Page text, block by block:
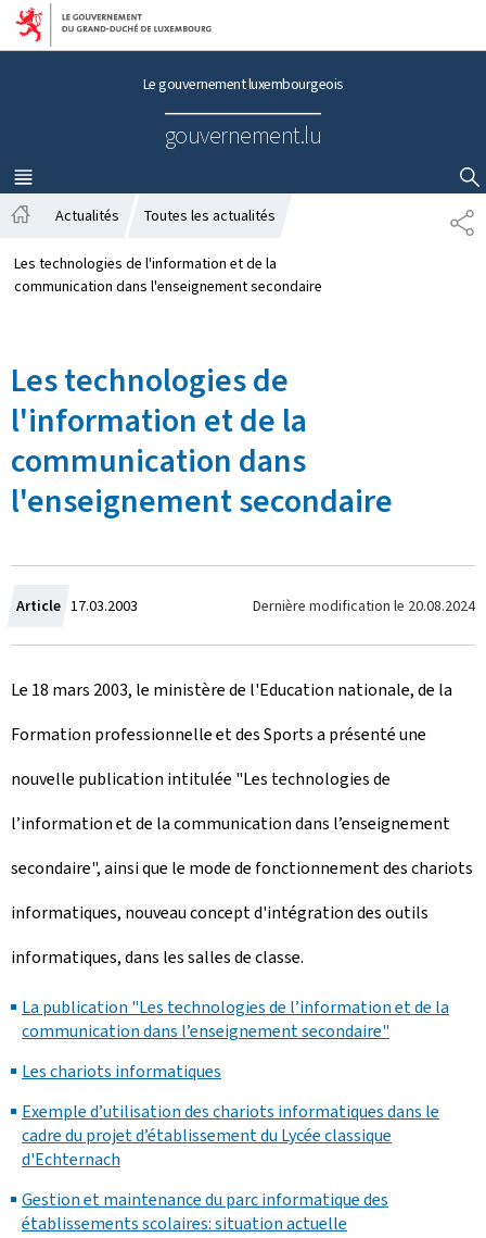
Aller au menu principal
Aller au contenu
Le gouvernement luxembourgeois
gouvernement.lu
MENU
PRINCIPAL
AFFICHER / MASQUER LA RECHERCHE
P
A
c
c
l
Actualités Toutes les actualités
Les technologies de l'information et de la
communication dans l'enseignement secondaire
Les technologies de
l'information et de la
communication dans
l'enseignement secondaire
Article C
r
é
e
l
e
17.03.2003 Dernière modification le 20.08.2024
Le 18 mars 2003, le ministère de l'Education nationale, de la
Formation professionnelle et des Sports a présenté une
nouvelle publication intitulée "Les technologies de
l’information et de la communication dans l’enseignement
secondaire", ainsi que le mode de fonctionnement des chariots
informatiques, nouveau concept d'intégration des outils
informatiques, dans les salles de classe.
La publication "Les technologies de l’information et de la
communication dans l’enseignement secondaire"
Les chariots informatiques
Exemple d’utilisation des chariots informatiques dans le
cadre du projet d’établissement du Lycée classique
d'Echternach
Gestion et maintenance du parc informatique des
établissements scolaires: situation actuelle